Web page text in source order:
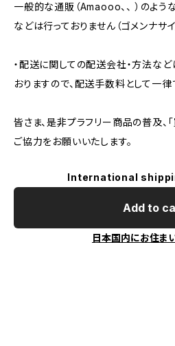
一般的な通販（Amaooo、、 ）のよう
などは行っておりません（ゴメンナサイ
・配送に関しての配送会社・方法な
おりますので、配送手数料として一
皆さま、是非プラフリー商品の普及、
ご協力をお願いいたします。
International
Add to
日本国内にお住ま